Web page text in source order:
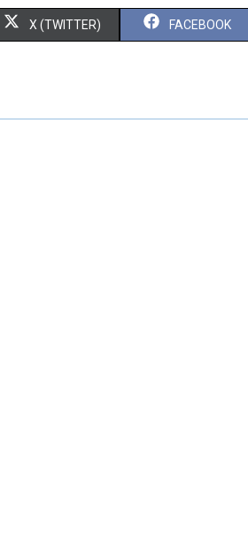
S
R
X (TWITTER) S
R
FACEBOOK